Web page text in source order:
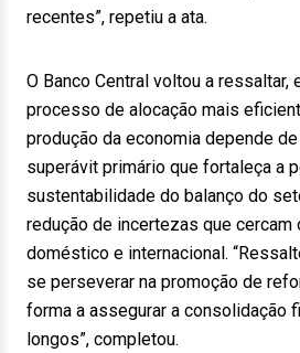
recentes”, repetiu a ata.
O Banco Central voltou a ressaltar,
processo de alocação mais
produção da economia depende
superávit primário que fortaleça a
sustentabilidade do balanço do
redução de incertezas que cercam
doméstico e internacional.
se perseverar na promoção de
forma a assegurar a consolidação
longos”, completou.